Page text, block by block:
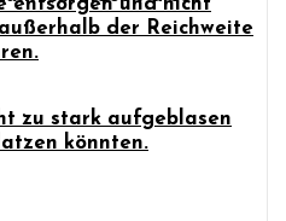
entsorgen und nicht
der Reichweite
zu stark aufgeblasen
könnten.